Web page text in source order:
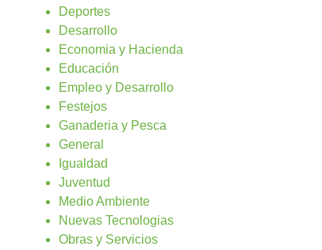
Deportes
Desarrollo
Economia y Hacienda
Educación
Empleo y Desarrollo
Festejos
Ganaderia y Pesca
General
Igualdad
Juventud
Medio Ambiente
Nuevas Tecnologias
Obras y Servicios